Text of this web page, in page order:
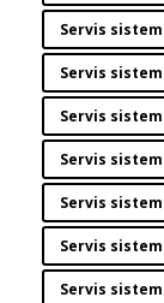
Servis
Servis
Servis
Servis
Servis
Servis
Servis